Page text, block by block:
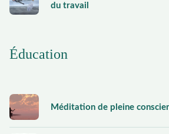
du travail
Éducation
Méditation de pleine